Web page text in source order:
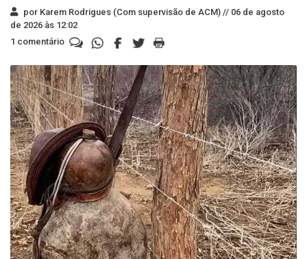
por Karem Rodrigues (Com supervisão de ACM) // 06 de agosto
de 2026 às 12:02
1 comentário